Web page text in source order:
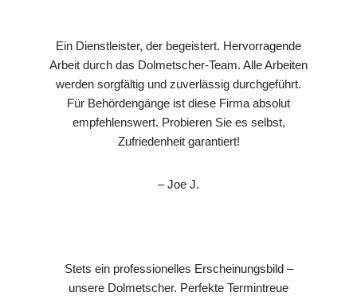
Ein Dienstleister, der begeistert. Hervorragende
Arbeit durch das Dolmetscher-Team. Alle Arbeiten
werden sorgfältig und zuverlässig durchgeführt.
Für Behördengänge ist diese Firma absolut
empfehlenswert. Probieren Sie es selbst,
Zufriedenheit garantiert!
– Joe J.
Stets ein professionelles Erscheinungsbild –
unsere Dolmetscher. Perfekte Termintreue